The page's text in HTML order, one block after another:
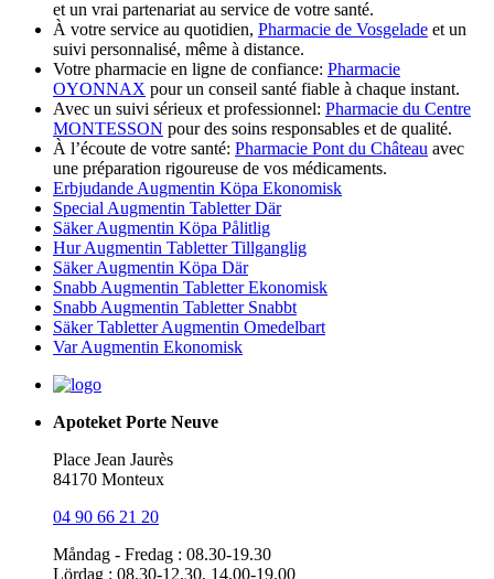
et un vrai partenariat au service de votre santé.
À votre service au quotidien, Pharmacie de Vosgelade et un
suivi personnalisé, même à distance.
Votre pharmacie en ligne de confiance: Pharmacie
OYONNAX pour un conseil santé fiable à chaque instant.
Avec un suivi sérieux et professionnel: Pharmacie du Centre
MONTESSON pour des soins responsables et de qualité.
À l’écoute de votre santé: Pharmacie Pont du Château avec
une préparation rigoureuse de vos médicaments.
Erbjudande Augmentin Köpa Ekonomisk
Special Augmentin Tabletter Där
Säker Augmentin Köpa Pålitlig
Hur Augmentin Tabletter Tillganglig
Säker Augmentin Köpa Där
Snabb Augmentin Tabletter Ekonomisk
Snabb Augmentin Tabletter Snabbt
Säker Tabletter Augmentin Omedelbart
Var Augmentin Ekonomisk
Apoteket Porte Neuve
Place Jean Jaurès
84170 Monteux
04 90 66 21 20
Måndag - Fredag : 08.30-19.30
Lördag : 08.30-12.30, 14.00-19.00